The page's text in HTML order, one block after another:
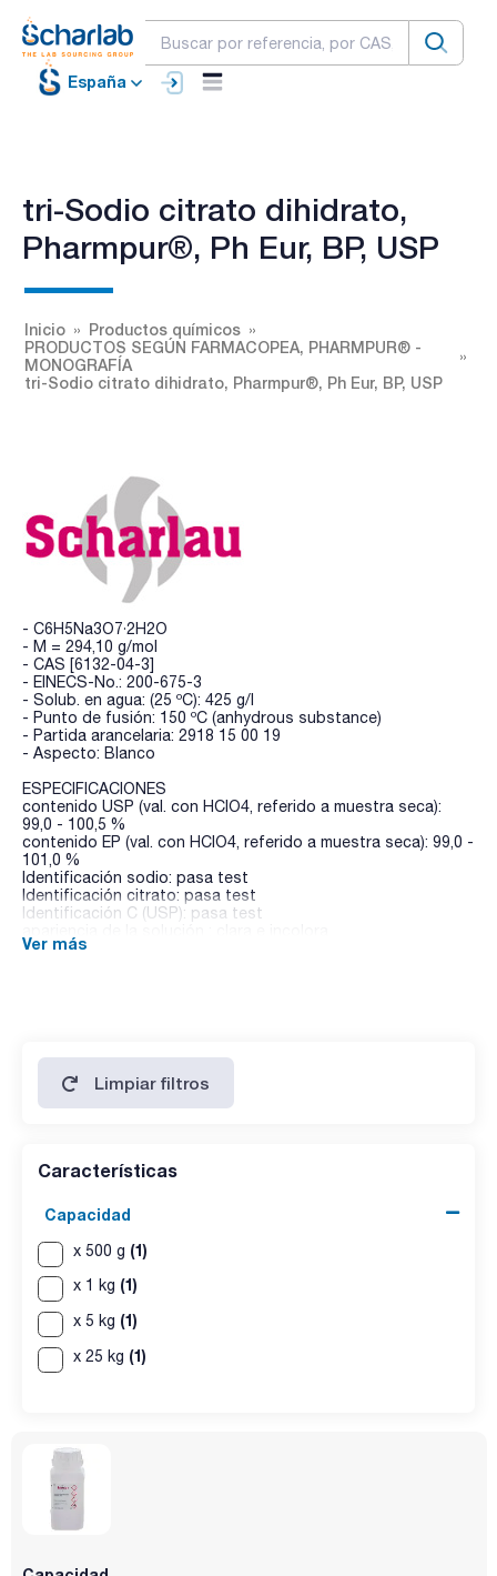
España
tri-Sodio citrato dihidrato,
Pharmpur®, Ph Eur, BP, USP
Inicio
Productos químicos
PRODUCTOS SEGÚN FARMACOPEA, PHARMPUR® -
MONOGRAFÍA
tri-Sodio citrato dihidrato, Pharmpur®, Ph Eur, BP, USP
- C6H5Na3O7·2H2O
- M = 294,10 g/mol
- CAS [6132-04-3]
- EINECS-No.: 200-675-3
- Solub. en agua: (25 ºC): 425 g/l
- Punto de fusión: 150 ºC (anhydrous substance)
- Partida arancelaria: 2918 15 00 19
- Aspecto: Blanco
ESPECIFICACIONES
contenido USP (val. con HClO4, referido a muestra seca):
99,0 - 100,5 %
contenido EP (val. con HClO4, referido a muestra seca): 99,0 -
101,0 %
Identificación sodio: pasa test
Identificación citrato: pasa test
Identificación C (USP): pasa test
acidez o alcalinidad : pasa test
sustancias carbonizables con H2SO4: pasa test
agua (K.F.): 11,0 - 13,0 %
perdida por secado (180 ºC, 18h): 10,0 - 13,0 %
Ver más
Limpiar filtros
Características
Capacidad
x 500 g (1)
x 1 kg (1)
x 5 kg (1)
x 25 kg (1)